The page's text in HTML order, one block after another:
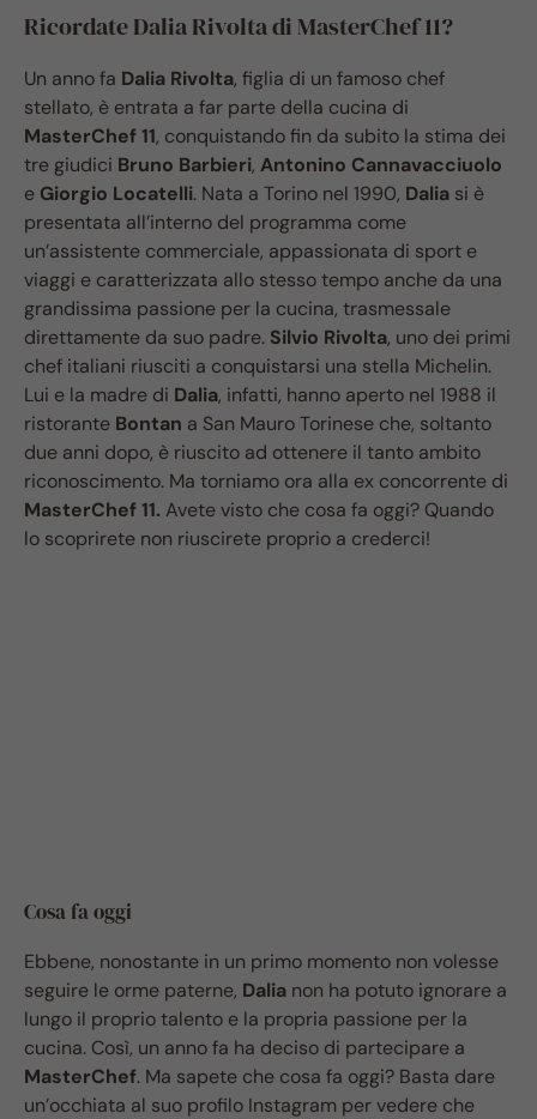
Ricordate Dalia Rivolta di MasterChef 11?
Un anno fa Dalia Rivolta, figlia di un famoso chef
stellato, è entrata a far parte della cucina di
MasterChef 11, conquistando fin da subito la stima dei
tre giudici Bruno Barbieri, Antonino Cannavacciuolo
e Giorgio Locatelli. Nata a Torino nel 1990, Dalia si è
presentata all’interno del programma come
un’assistente commerciale, appassionata di sport e
viaggi e caratterizzata allo stesso tempo anche da una
grandissima passione per la cucina, trasmessale
direttamente da suo padre. Silvio Rivolta, uno dei primi
chef italiani riusciti a conquistarsi una stella Michelin.
Lui e la madre di Dalia, infatti, hanno aperto nel 1988 il
ristorante Bontan a San Mauro Torinese che, soltanto
due anni dopo, è riuscito ad ottenere il tanto ambito
riconoscimento. Ma torniamo ora alla ex concorrente di
MasterChef 11. Avete visto che cosa fa oggi? Quando
lo scoprirete non riuscirete proprio a crederci!
Cosa fa oggi
Ebbene, nonostante in un primo momento non volesse
seguire le orme paterne, Dalia non ha potuto ignorare a
lungo il proprio talento e la propria passione per la
cucina. Così, un anno fa ha deciso di partecipare a
MasterChef. Ma sapete che cosa fa oggi? Basta dare
un’occhiata al suo profilo Instagram per vedere che